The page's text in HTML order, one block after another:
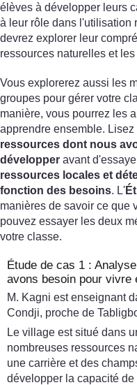
élèves à développer leurs
à leur rôle dans l'utilisation
devrez explorer leur
ressources naturelles et
Vous explorerez aussi les
groupes pour gérer votre
manière, vous pourrez les
apprendre ensemble. Lisez
ressources dont nous
développer avant
ressources locales et
fonction des besoins. L'
manières de savoir ce que
pouvez essayer les deux
votre classe.
Étude de cas 1 :
avons besoin pour vivre
M. Kagni est enseignant
Condji, proche de
Le village est situé dans
nombreuses ressources
une carrière et des
développer la capacité